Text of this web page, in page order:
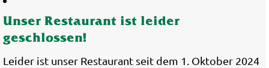
Unser Restaurant ist leider
geschlossen!
Leider ist unser Restaurant seit dem 1. Oktober 2024